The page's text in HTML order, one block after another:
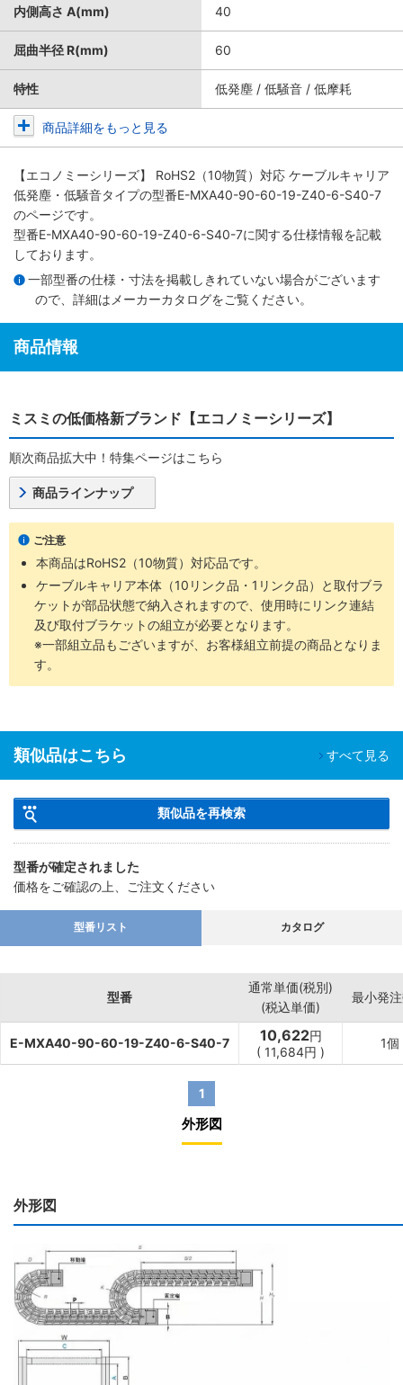
内側高さ A(mm) 40
屈曲半径 R(mm) 60
特性 低発塵 / 低騒音 / 低摩耗
商品詳細をもっと見る
【エコノミーシリーズ】 RoHS2（10物質）対応 ケーブルキャリア
低発塵・低騒音タイプの型番E-MXA40-90-60-19-Z40-6-S40-7
のページです。
型番E-MXA40-90-60-19-Z40-6-S40-7に関する仕様情報を記載
しております。
一部型番の仕様・寸法を掲載しきれていない場合がございます
ので、詳細は メーカーカタログをご覧ください。
商品情報
ミスミの低価格新ブランド【エコノミーシリーズ】
順次商品拡大中！特集ページはこちら
商品ラインナップ
ご注意
本商品はRoHS2（10物質）対応品です。
ケーブルキャリア本体（10リンク品・1リンク品）と取付ブラ
ケットが部品状態で納入されますので、使用時にリンク連結
及び取付ブラケットの組立が必要となります。
※一部組立品もございますが、お客様組立前提の商品となりま
す。
類似品はこちら すべて見る
類似品を再検索
型番が確定されました
価格をご確認の上、ご注文ください
型番リスト カタログ
型番
通常単価(税別)
(税込単価)
最小発
E-MXA40-90-60-19-Z40-6-S40-7 10,622円
( 11,684円 )
1個
1
外形図
外形図